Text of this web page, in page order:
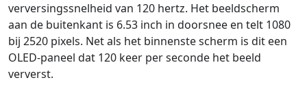
verversingssnelheid van 120 hertz. Het beeldscherm
aan de buitenkant is 6.53 inch in doorsnee en telt 1080
bij 2520 pixels. Net als het binnenste scherm is dit een
OLED-paneel dat 120 keer per seconde het beeld
ververst.